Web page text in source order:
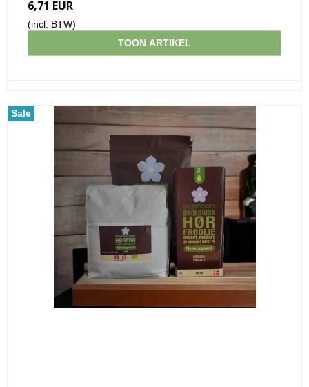
6,71 EUR
(incl. BTW)
TOON ARTIKEL
Sale